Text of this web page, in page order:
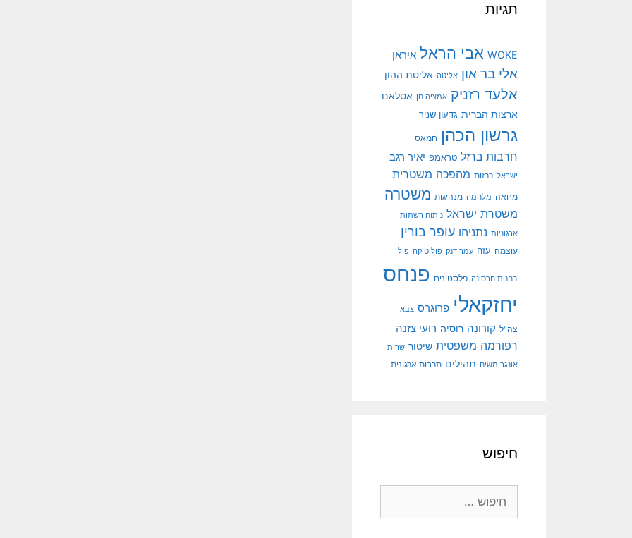
תגיות
WOKE אבי הראל איראן
אלי בר און אליטה אליטת ההון
אלעד רזניק אמציה חן אסלאם
ארצות הברית גדעון שניר
גרשון הכהן חמאס
חרבות ברזל טראמפ יאיר רגב
ישראל כרזות מהפכה משטרית
מחאה מלחמה מנהיגות משטרה
משטרת ישראל ניתוח רשתות
ארגוניות נתניהו עופר בורין
עוצמה עזה עמר דנק פוליטיקה פיל
בחנות חרסינה פלסטינים פנחס
יחזקאלי פרוגרס צבא
צה"ל קורונה רוסיה רועי צזנה
רפורמה משפטית שיטור שרית
אונגר משיח תהילים תרבות ארגונית
חיפוש